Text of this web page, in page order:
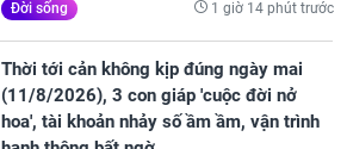
Đời sống 1 giờ 14 phút trước
Thời tới cản không kịp đúng ngày mai
(11/8/2026), 3 con giáp 'cuộc đời nở
hoa', tài khoản nhảy số ầm ầm, vận trình